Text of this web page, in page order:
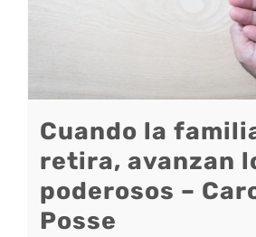
Cuando la
retira, avanzan
poderosos –
Posse